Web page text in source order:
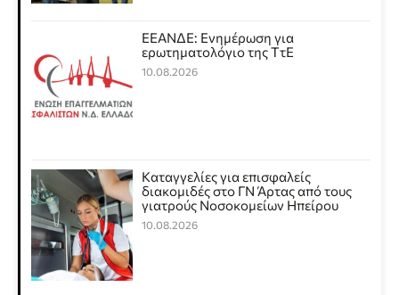
ΕΕΑΝΔΕ: Ενημέρωση για
ερωτηματολόγιο της ΤτΕ
10.08.2026
Καταγγελίες για επισφαλείς
διακομιδές στο ΓΝ Άρτας από τους
γιατρούς Νοσοκομείων Ηπείρου
10.08.2026